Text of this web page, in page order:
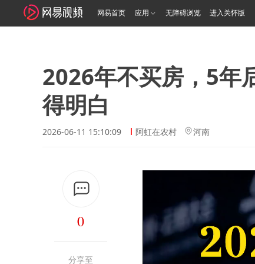
网易首页 应用 无障碍浏览 进入关怀版
2026年不买房，5年
得明白
2026-06-11 15:10:09 阿虹在农村 河南
0
分享至